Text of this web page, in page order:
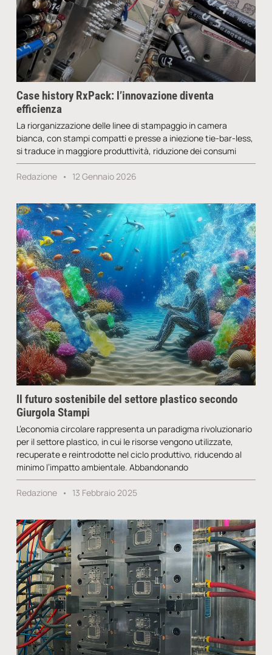
Case history RxPack: l’innovazione diventa
efficienza
La riorganizzazione delle linee di stampaggio in camera
bianca, con stampi compatti e presse a iniezione tie-bar-less,
si traduce in maggiore produttività, riduzione dei consumi
Redazione 12 Gennaio 2026
Il futuro sostenibile del settore plastico secondo
Giurgola Stampi
L’economia circolare rappresenta un paradigma rivoluzionario
per il settore plastico, in cui le risorse vengono utilizzate,
recuperate e reintrodotte nel ciclo produttivo, riducendo al
minimo l’impatto ambientale. Abbandonando
Redazione 13 Febbraio 2025